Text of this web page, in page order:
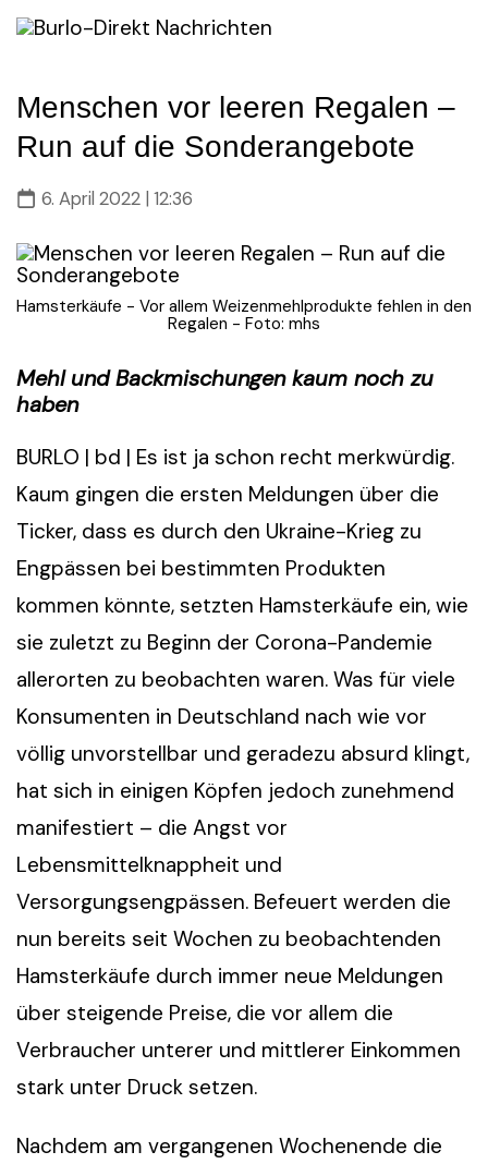
to
Menschen vor leeren Regalen –
Run auf die Sonderangebote
6. April 2022 | 12:36
Hamsterkäufe - Vor allem Weizenmehlprodukte fehlen in den
Regalen - Foto: mhs
Mehl und Backmischungen kaum noch zu
haben
BURLO | bd | Es ist ja schon recht merkwürdig.
Kaum gingen die ersten Meldungen über die
Ticker, dass es durch den Ukraine-Krieg zu
Engpässen bei bestimmten Produkten
kommen könnte, setzten Hamsterkäufe ein, wie
sie zuletzt zu Beginn der Corona-Pandemie
allerorten zu beobachten waren. Was für viele
Konsumenten in Deutschland nach wie vor
völlig unvorstellbar und geradezu absurd klingt,
hat sich in einigen Köpfen jedoch zunehmend
manifestiert – die Angst vor
Lebensmittelknappheit und
Versorgungsengpässen. Befeuert werden die
nun bereits seit Wochen zu beobachtenden
Hamsterkäufe durch immer neue Meldungen
über steigende Preise, die vor allem die
Verbraucher unterer und mittlerer Einkommen
stark unter Druck setzen.
Nachdem am vergangenen Wochenende die